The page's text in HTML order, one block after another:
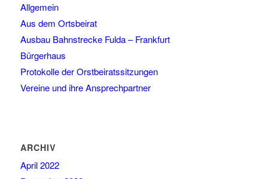
Allgemein
Aus dem Ortsbeirat
Ausbau Bahnstrecke Fulda – Frankfurt
Bürgerhaus
Protokolle der Orstbeiratssitzungen
Vereine und ihre Ansprechpartner
ARCHIV
April 2022